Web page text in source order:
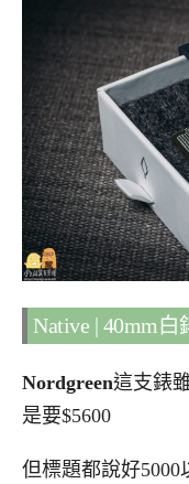
Native | 40mm
Nordgreen這支錶
是要$5600
但標題都說好5000